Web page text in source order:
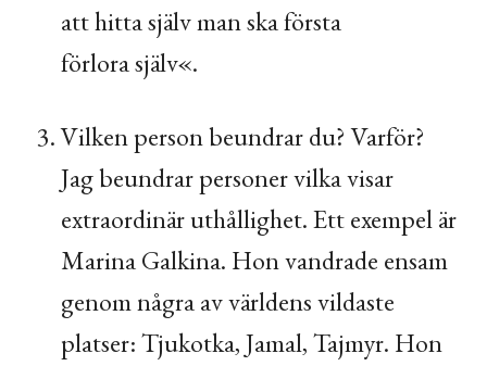
att hitta själv man ska första
förlora själv«.
Vilken person beundrar du? Varför?
Jag beundrar personer vilka visar
extraordinär uthållighet. Ett exempel är
Marina Galkina. Hon vandrade ensam
genom några av världens vildaste
platser: Tjukotka, Jamal, Tajmyr. Hon